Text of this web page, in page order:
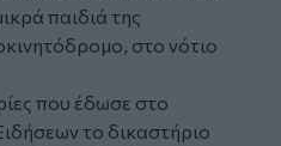
παιδιά της
στο νότιο
που έδωσε στο
το δικαστήριο